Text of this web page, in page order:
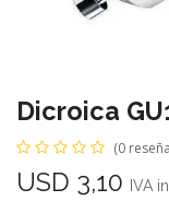
Dicroica
(0
USD 3,10 IVA